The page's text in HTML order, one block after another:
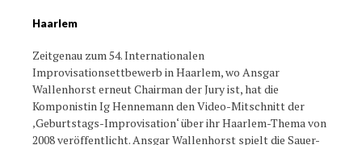
Haarlem
Zeitgenau zum 54. Internationalen
Improvisationsettbewerb in Haarlem, wo Ansgar
Wallenhorst erneut Chairman der Jury ist, hat die
Komponistin Ig Hennemann den Video-Mitschnitt der
‚Geburtstags-Improvisation‘ über ihr Haarlem-Thema von
2008 veröffentlicht. Ansgar Wallenhorst spielt die Sauer-